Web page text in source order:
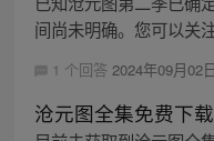
间尚未明确。您可以关
1 个回答 2024年09月02
沧元图全集免费下载